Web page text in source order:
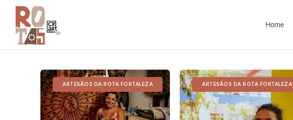
Home
ARTESÃOS DA ROTA FORTALEZA ARTESÃOS DA ROTA FORTALEZA